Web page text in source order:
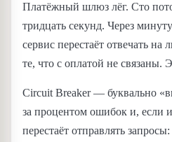
Платёжный шлюз лёг. Сто
тридцать секунд. Через
сервис перестаёт отвечать
те, что с оплатой не связаны.
Circuit Breaker — буквально
за процентом ошибок и, если
перестаёт отправлять